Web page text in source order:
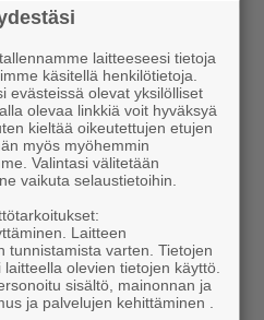
kasvusta, tuloksen
kiinnostuneille
www.kasvusummit.fija osta
saakka.
tallennamme laitteeseesi tietoja
käsitellä henkilötietoja.
evästeissä olevat yksilölliset
olevaa linkkiä voit hyväksyä
kieltää oikeutettujen etujen
myös myöhemmin
Valintasi välitetään
vaikuta selaustietoihin.
Laitteen
tunnistamista varten. Tietojen
olevien tietojen käyttö.
sisältö, mainonnan ja
ja palvelujen kehittäminen .